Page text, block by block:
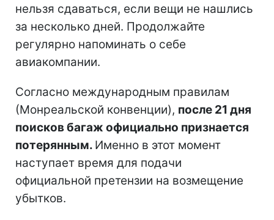
нельзя сдаваться, если вещи не нашлись
за несколько дней. Продолжайте
регулярно напоминать о себе
авиакомпании.
Согласно международным правилам
(Монреальской конвенции), после 21 дня
поисков багаж официально признается
потерянным. Именно в этот момент
наступает время для подачи
официальной претензии на возмещение
убытков.